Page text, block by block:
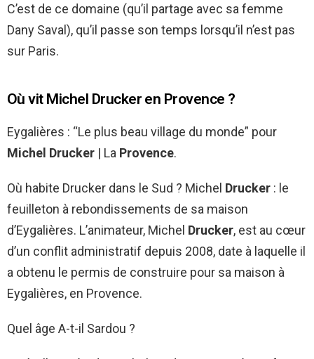
C’est de ce domaine (qu’il partage avec sa femme
Dany Saval), qu’il passe son temps lorsqu’il n’est pas
sur Paris.
Où vit Michel Drucker en Provence ?
Eygalières : “Le plus beau village du monde” pour
Michel Drucker | La Provence.
Où habite Drucker dans le Sud ? Michel Drucker : le
feuilleton à rebondissements de sa maison
d’Eygalières. L’animateur, Michel Drucker, est au cœur
d’un conflit administratif depuis 2008, date à laquelle il
a obtenu le permis de construire pour sa maison à
Eygalières, en Provence.
Quel âge A-t-il Sardou ?